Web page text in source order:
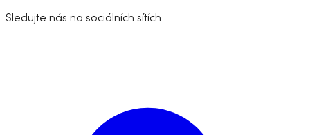
Sledujte nás na sociálních sítích